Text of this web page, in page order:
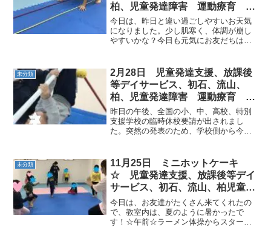
柏、児童発達障害 運動療育 柳
沢運動プログラム こども発達気
になる 発達障害 放デイ 自閉
症 学習障害 LD ADHD アスペ
今日は、昨日と違い過ごしやすいお天気
になりました。少し肌寒く、体調が崩し
やすいかな？今日も元気にお友だちは通
PM◎くま → 鉄棒 → カンガルージャン
プ ...
未分類
2月28日 児童発達支援、放課後
等デイサービス、初石、流山、
柏、児童発達障害 運動療育 柳
沢運動プログラム こども発達気
になる 発達障害 放デ
昨日の午後、全国の小、中、高校、特別
支援学校の臨時休校要請が出されまし
た。突然の発表のため、学校側から今後
症の問題にとまどうばかりですが、この
ような時こそ冷静な判断が大...
未分類
11月25日 ミニホットケーキ
☆ 児童発達支援、放課後等デイ
サービス、初石、流山、柏児童発
達障害 放課後等デイサービス
運動療育 柳沢運動プログラム
こどもプラス（児童発達支援 放
今日は、お友達がたくさん来てくれたの
で、教室内は、夏のように暑かったで
す！☆午前☆ラーメン体操からスタート